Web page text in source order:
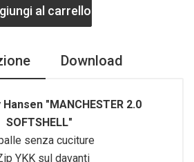
al carrello
Download
"MANCHESTER 2.0
SOFTSHELL"
senza cuciture
YKK sul davanti